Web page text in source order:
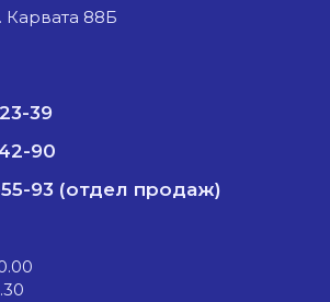
Карвата 88Б
39
90
93 (отдел продаж)